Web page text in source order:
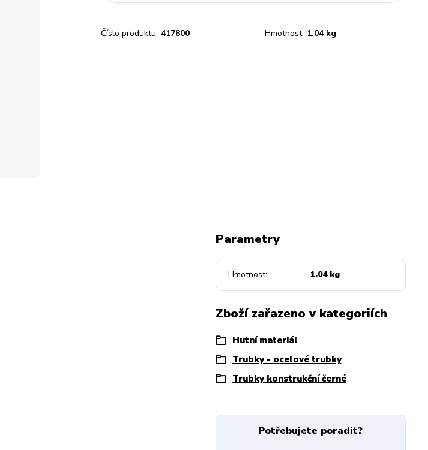
Číslo produktu: 417800 Hmotnost: 1.04 kg
Parametry
Hmotnost 1.04 kg
Zboží zařazeno v kategoriích
Hutní materiál
Trubky - ocelové trubky
Trubky konstrukční černé
Potřebujete poradit?